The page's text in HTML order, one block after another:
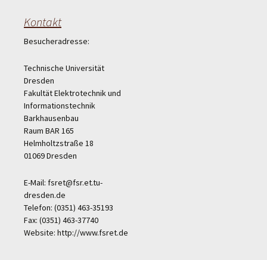
Kontakt
Besucheradresse:
Technische Universität
Dresden
Fakultät Elektrotechnik und
Informationstechnik
Barkhausenbau
Raum BAR 165
Helmholtzstraße 18
01069 Dresden
E-Mail: fsret@fsr.et.tu-
dresden.de
Telefon: (0351) 463-35193
Fax: (0351) 463-37740
Website: http://www.fsret.de